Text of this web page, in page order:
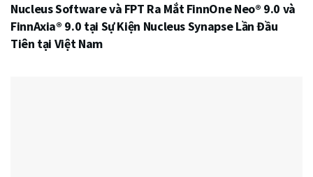
Nucleus Software và FPT Ra Mắt FinnOne Neo® 9.0 và
FinnAxia® 9.0 tại Sự Kiện Nucleus Synapse Lần Đầu
Tiên tại Việt Nam